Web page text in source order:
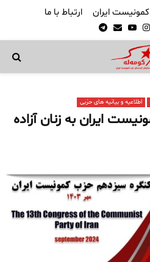
ایران ارتباط با ما
Instagram
Youtube
Email
Telegram
اطلاعیه و بیانیه های حزبی
حزب کمونیست ایران به زنان آزاده